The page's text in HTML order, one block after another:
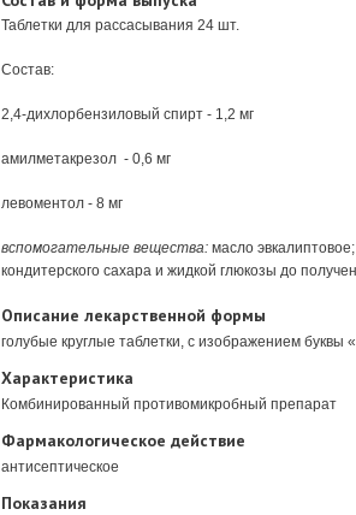
Таблетки для рассасывания 24 шт.
Состав:
2,4-дихлорбензиловый спирт - 1,2 мг
амилметакрезол - 0,6 мг
левоментол - 8 мг
вспомогательные вещества: масло
кондитерского сахара и жидкой глюкозы до
Описание лекарственной формы
голубые круглые таблетки, с изображением буквы
Характеристика
Комбинированный противомикробный препарат
Фармакологическое действие
антисептическое
Показания